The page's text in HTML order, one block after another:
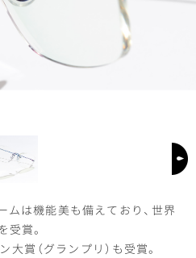
ムは機能美も備えており 、世界
受賞。
大賞（グランプリ ）も受賞。